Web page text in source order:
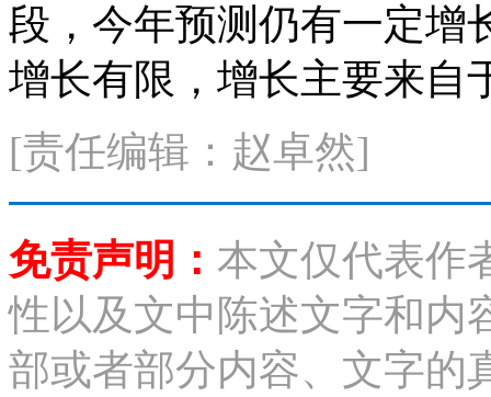
段，今年预测仍有一定增
增长有限，增长主要来自
[责任编辑：赵卓然]
免责声明： 本文仅代表作
性以及文中陈述文字和内
部或者部分内容、文字的